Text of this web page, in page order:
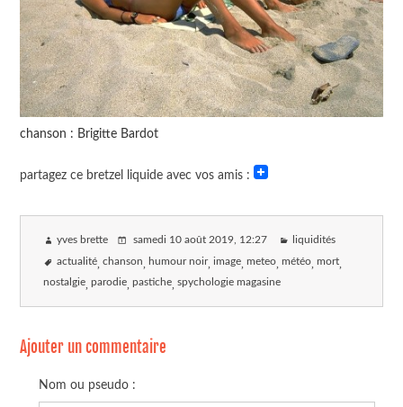
chanson : Brigitte Bardot
partagez ce bretzel liquide avec vos amis :
yves brette samedi 10 août 2019 , 12:27 liquidités
actualité chanson humour noir image meteo météo mort
nostalgie parodie pastiche spychologie magasine
Ajouter un commentaire
Nom ou pseudo :